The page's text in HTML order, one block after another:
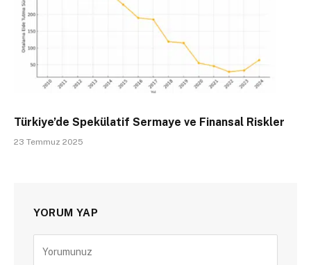
Türkiye’de Spekülatif Sermaye ve Finansal Riskler
23 Temmuz 2025
YORUM YAP